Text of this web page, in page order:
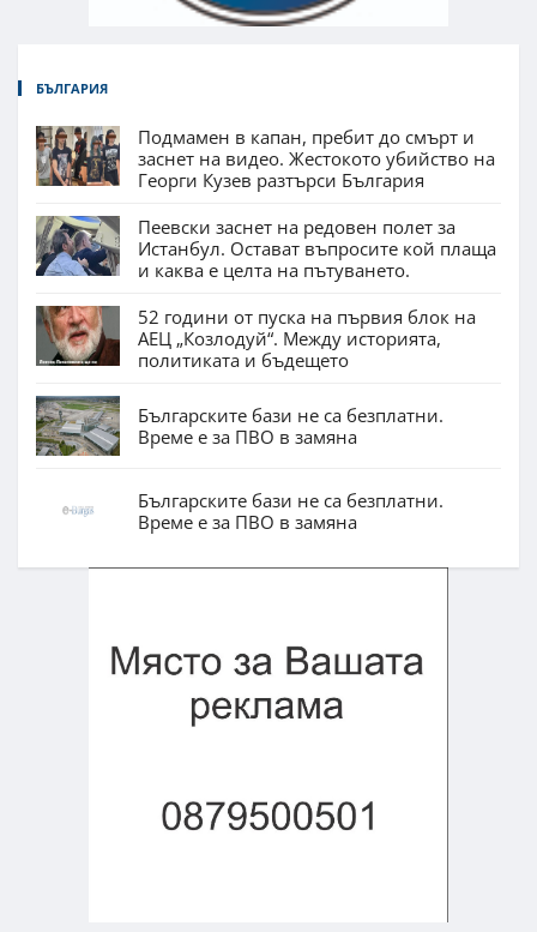
БЪЛГАРИЯ
Подмамен в капан, пребит до смърт и
заснет на видео. Жестокото убийство на
Георги Кузев разтърси България
Пеевски заснет на редовен полет за
Истанбул. Остават въпросите кой плаща
и каква е целта на пътуването.
52 години от пуска на първия блок на
АЕЦ „Козлодуй“. Между историята,
политиката и бъдещето
Българските бази не са безплатни.
Време е за ПВО в замяна
Българските бази не са безплатни.
Време е за ПВО в замяна